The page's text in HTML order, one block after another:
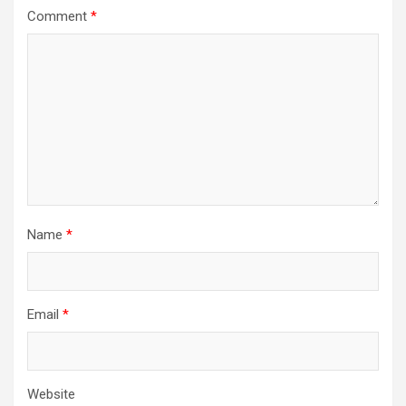
Comment *
Name *
Email *
Website